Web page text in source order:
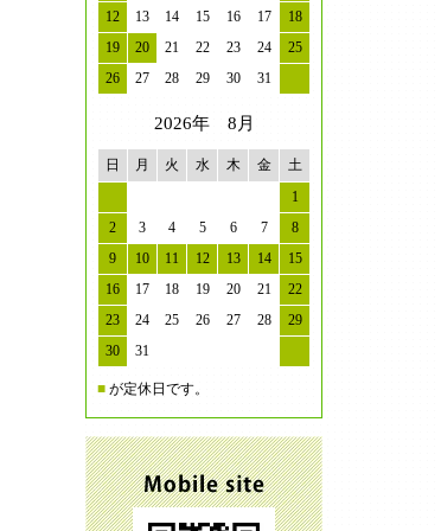
12 13 14 15 16 17
18
19
20 21 22 23 24
25
26
27 28 29 30 31
2026年 8月
日 月 火 水 木 金
土
1
2
3 4 5 6 7
8
9
10 11 12 13 14
15
16
17 18 19 20 21
22
23
24 25 26 27 28
29
30
31
■ が定休日です。